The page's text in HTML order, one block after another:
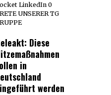
LinkedIn 0
UNSERER TG
Diese
in
werden